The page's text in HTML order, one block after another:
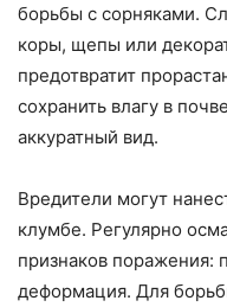
борьбы с сорняками.
коры, щепы или
предотвратит
сохранить влагу в
аккуратный вид.
Вредители могут
клумбе. Регулярно
признаков поражения:
деформация. Для